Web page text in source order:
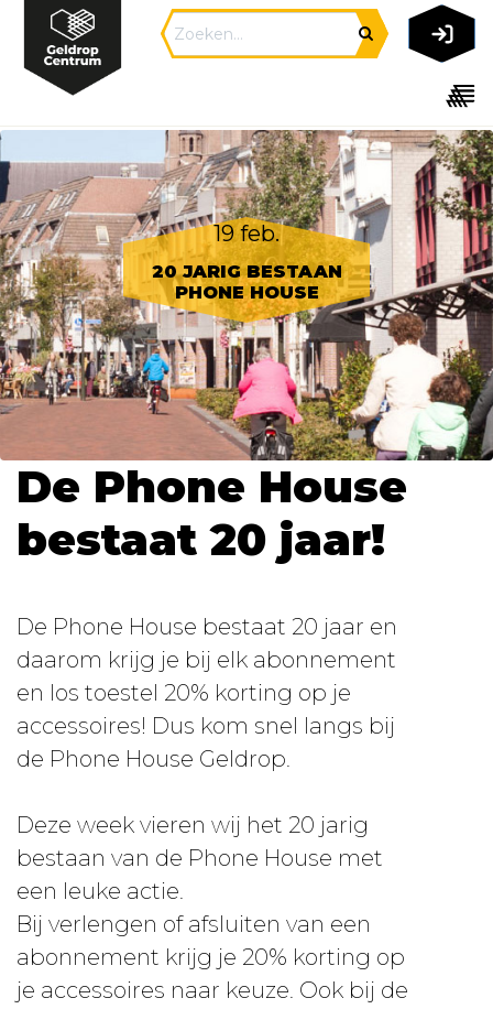
19 feb.
20 JARIG BESTAAN
PHONE HOUSE
De Phone House
bestaat 20 jaar!
De Phone House bestaat 20 jaar en
daarom krijg je bij elk abonnement
en los toestel 20% korting op je
accessoires! Dus kom snel langs bij
de Phone House Geldrop.
Deze week vieren wij het 20 jarig
bestaan van de Phone House met
een leuke actie.
Bij verlengen of afsluiten van een
abonnement krijg je 20% korting op
je accessoires naar keuze. Ook bij de